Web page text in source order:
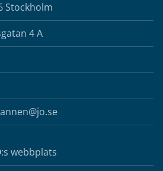
Stockholm
4 A
webbplats